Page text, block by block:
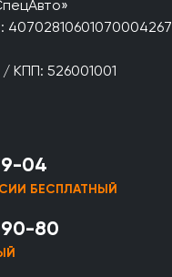
40702810601070004267
КПП: 526001001
04
БЕСПЛАТНЫЙ
90-80